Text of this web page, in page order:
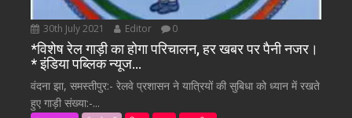
30th July 2021 Editor 0
*विशेष रेल गाड़ी का होगा परिचालन, हर खबर पर पैनी नजर।
* इंडिया पब्लिक न्यूज…
वंदना झा, समस्तीपुर:- रेलवे प्रशासन ने यात्रियों की सुबिधा को ध्यान में रखते
हुए गाड़ी संख्या:-...